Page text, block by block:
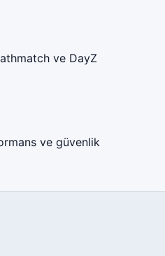
ve DayZ
ve güvenlik